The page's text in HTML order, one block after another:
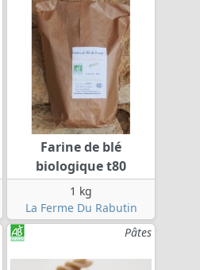
Farine de blé
biologique t80
1 kg
La Ferme Du Rabutin
Pâtes